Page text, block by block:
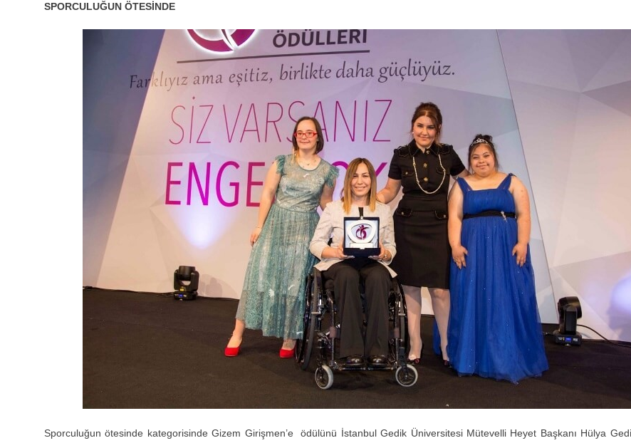
SPORCULUĞUN ÖTESİNDE
Sporculuğun ötesinde kategorisinde Gizem Girişmen’e ödülünü İstanbul Gedik Üniversitesi Mütevelli Heyet Başkanı Hülya